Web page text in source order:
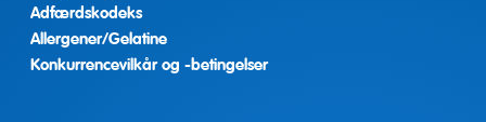
Adfærdskodeks
Allergener/Gelatine
Konkurrencevilkår og -betingelser